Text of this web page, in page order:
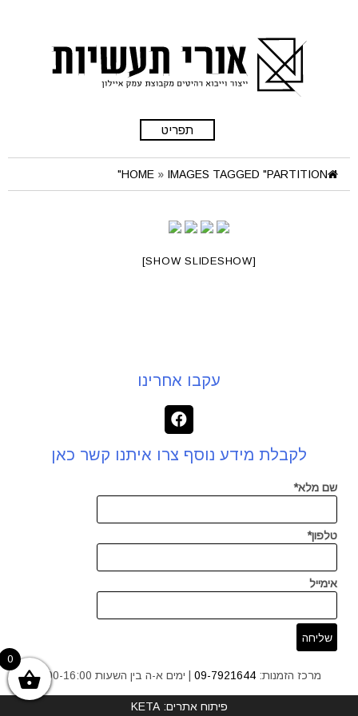
תפריט
HOME » IMAGES TAGGED "PARTITION"
[SHOW SLIDESHOW]
עקבו אחרינו
לקבלת מידע נוסף צרו איתנו קשר כאן
שם מלא*
טלפון*
אימייל
מרכז הזמנות: 09-7921644 | ימים א-ה בין השעות 9:00-16:00
0
פיתוח אתרים: KETA